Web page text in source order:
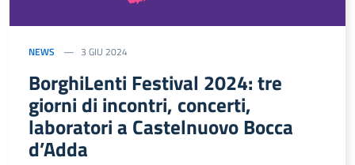
NEWS 3 GIU 2024
BorghiLenti Festival 2024: tre
giorni di incontri, concerti,
laboratori a Castelnuovo Bocca
d’Adda